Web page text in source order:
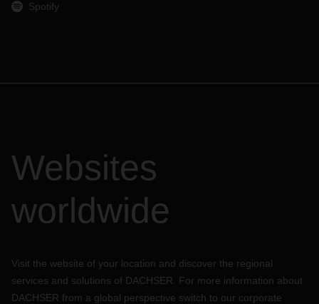
Spotify
Websites
worldwide
Visit the website of your location and discover the regional
services and solutions of DACHSER. For more information about
DACHSER from a global perspective switch to our corporate